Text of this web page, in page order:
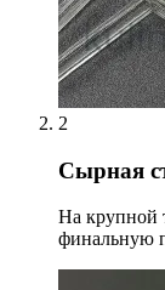
2
Сырная
На крупной
финальную